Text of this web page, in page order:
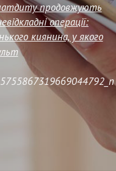
продовжують
операції:
киянина, у якого